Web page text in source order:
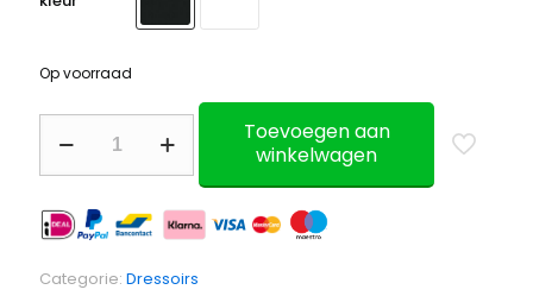
Op voorraad
Salamia
100cm
(kies
een
aantal
Toevoegen aan
winkelwagen
Categorie: Dressoirs